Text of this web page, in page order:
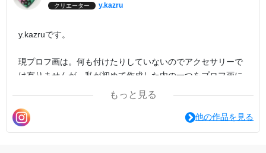
クリエーター y.kazru
y.kazruです。
現プロフ画は。何も付けたりしていないのでアクセサリーで
は有りませんが。私が初めて作成した内の一つをプロフ画に
「（一個・一枚・ずつからのご購入もお気軽に宜しくお願い
致します。<(_ _)> ）」
もっと見る
他の作品を見る